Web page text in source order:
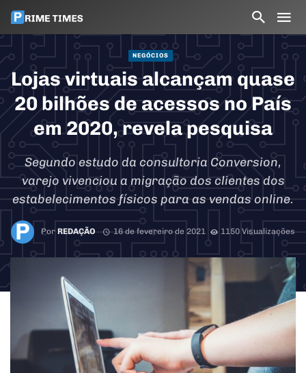
NEGÓCIOS
Lojas virtuais alcançam quase
20 bilhões de acessos no País
em 2020, revela pesquisa
Segundo estudo da consultoria Conversion,
varejo vivenciou a migração dos clientes dos
estabelecimentos físicos para as vendas online.
Por REDAÇÃO 16 de fevereiro de 2021 1150 Visualizações